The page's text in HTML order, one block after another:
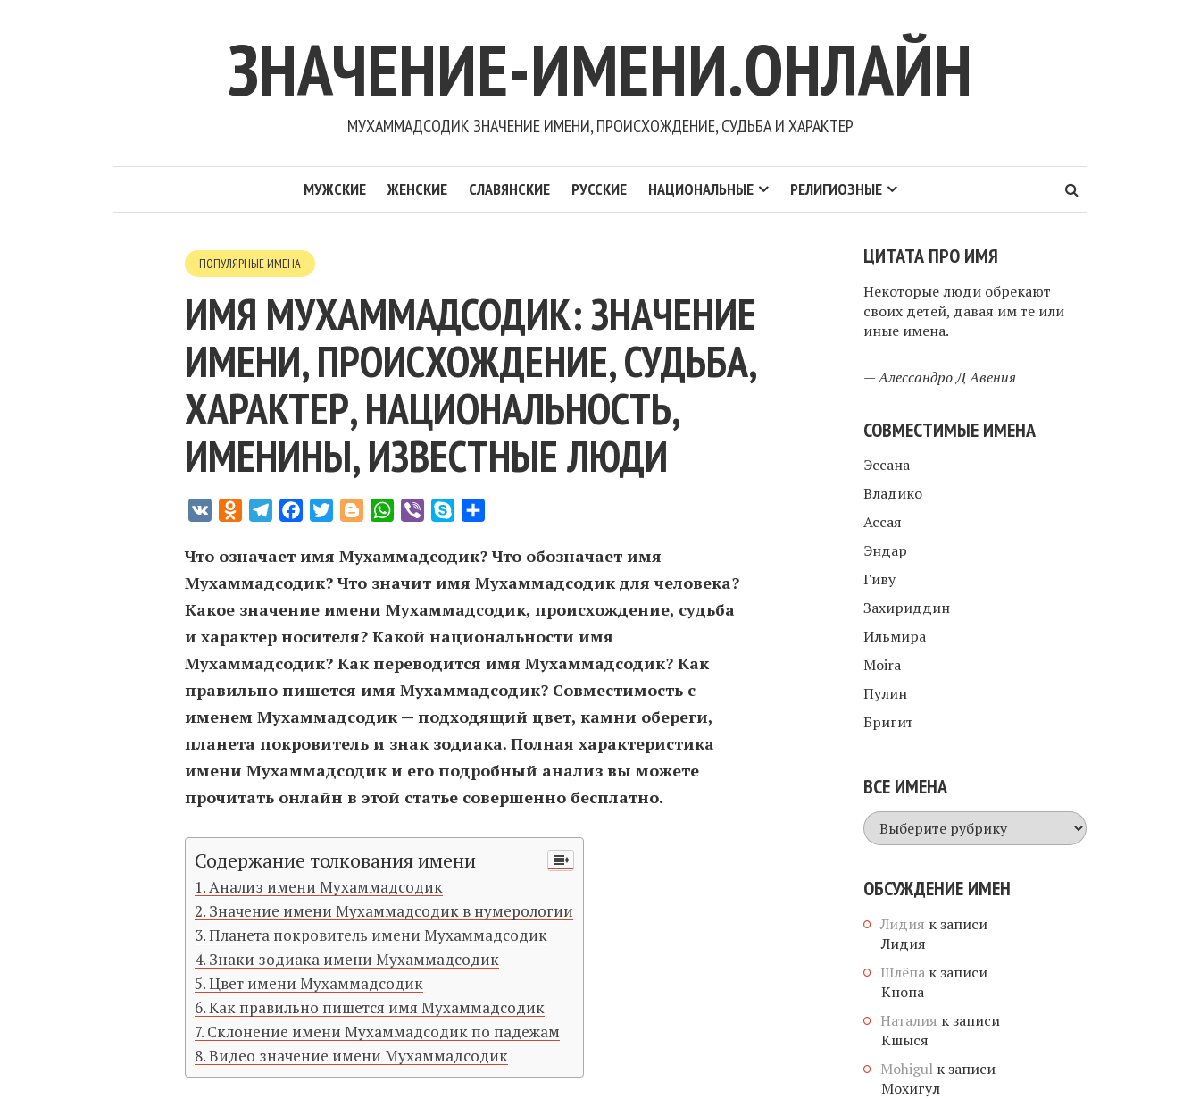
ЗНАЧЕНИЕ-ИМЕНИ.ОНЛАЙН
МУХАММАДСОДИК ЗНАЧЕНИЕ ИМЕНИ, ПРОИСХОЖДЕНИЕ, СУДЬБА И ХАРАКТЕР
МУЖСКИЕ ЖЕНСКИЕ СЛАВЯНСКИЕ РУССКИЕ НАЦИОНАЛЬНЫЕ РЕЛИГИОЗНЫЕ
ПОПУЛЯРНЫЕ ИМЕНА
ИМЯ МУХАММАДСОДИК: ЗНАЧЕНИЕ
ИМЕНИ, ПРОИСХОЖДЕНИЕ, СУДЬБА,
ХАРАКТЕР, НАЦИОНАЛЬНОСТЬ,
ИМЕНИНЫ, ИЗВЕСТНЫЕ ЛЮДИ
VK Odnoklassniki
TelegramFacebookTwitterBloggerWhatsApp
Viber Skype
Что означает имя Мухаммадсодик? Что обозначает имя
Мухаммадсодик? Что значит имя Мухаммадсодик для человека?
Какое значение имени Мухаммадсодик, происхождение, судьба
и характер носителя? Какой национальности имя
Мухаммадсодик? Как переводится имя Мухаммадсодик? Как
правильно пишется имя Мухаммадсодик? Совместимость c
именем Мухаммадсодик — подходящий цвет, камни обереги,
планета покровитель и знак зодиака. Полная характеристика
имени Мухаммадсодик и его подробный анализ вы можете
прочитать онлайн в этой статье совершенно бесплатно.
Содержание толкования имени
Анализ имени Мухаммадсодик
Значение имени Мухаммадсодик в нумерологии
Планета покровитель имени Мухаммадсодик
Знаки зодиака имени Мухаммадсодик
Цвет имени Мухаммадсодик
Как правильно пишется имя Мухаммадсодик
Склонение имени Мухаммадсодик по падежам
Видео значение имени Мухаммадсодик
ЦИТАТА ПРО ИМЯ
Некоторые люди обрекают
своих детей, давая им те или
иные имена.
—Алессандро Д Авения
СОВМЕСТИМЫЕ ИМЕНА
Эссана
Владико
Ассая
Эндар
Гиву
Захириддин
Ильмира
Moira
Пулин
Бригит
ВСЕ ИМЕНА
Все
имена
ОБСУЖДЕНИЕ ИМЕН
Лидия к записи
Лидия
Шлёпа к записи
Кнопа
Наталия к записи
Кшыся
Mohigul к записи
Мохигул